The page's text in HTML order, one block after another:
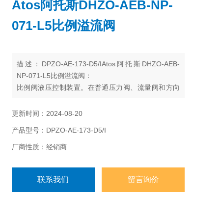
Atos阿托斯DHZO-AEB-NP-
071-L5比例溢流阀
描述：DPZO-AE-173-D5/IAtos阿托斯DHZO-AEB-
NP-071-L5比例溢流阀：
比例阀液压控制装置。在普通压力阀、流量阀和方向
电气信号连续地、按比例地对油流的压力、流量或方
能，输出压力和流量可以不受负载变化的影响。
更新时间：2024-08-20
产品型号：DPZO-AE-173-D5/I
厂商性质：经销商
联系我们 留言询价